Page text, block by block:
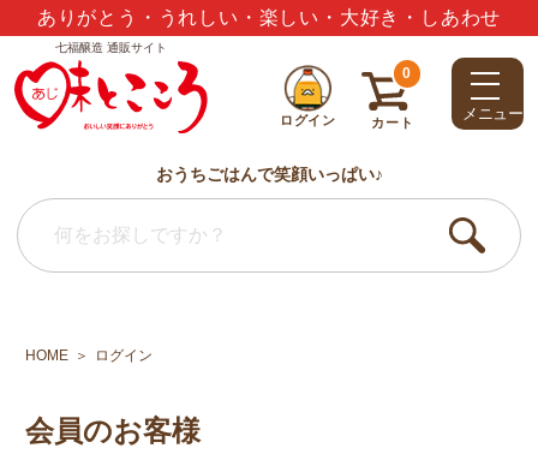
夏のギフトセット3,000円以上で送料無料
七福醸造 通販サイト
ログイン
0
カート メニュー
おうちごはんで笑顔いっぱい♪
HOME ログイン
会員のお客様